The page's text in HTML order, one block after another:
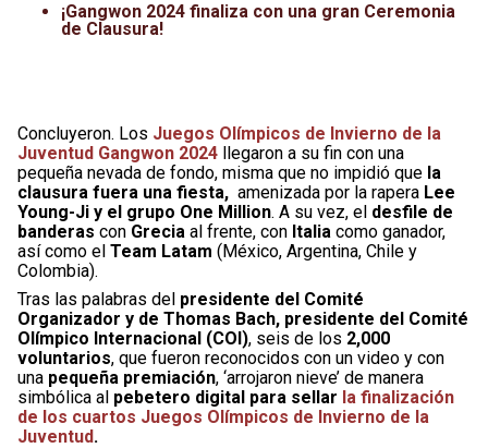
¡Gangwon 2024 finaliza con una gran Ceremonia
de Clausura!
Concluyeron. Los Juegos Olímpicos de Invierno de la
Juventud Gangwon 2024 llegaron a su fin con una
pequeña nevada de fondo, misma que no impidió que la
clausura fuera una fiesta, amenizada por la rapera Lee
Young-Ji y el grupo One Million. A su vez, el desfile de
banderas con Grecia al frente, con Italia como ganador,
así como el Team Latam (México, Argentina, Chile y
Colombia).
Tras las palabras del presidente del Comité
Organizador y de Thomas Bach, presidente del Comité
Olímpico Internacional (COI), seis de los 2,000
voluntarios, que fueron reconocidos con un video y con
una pequeña premiación, ‘arrojaron nieve’ de manera
simbólica al pebetero digital para sellar la finalización
de los cuartos Juegos Olímpicos de Invierno de la
Juventud.